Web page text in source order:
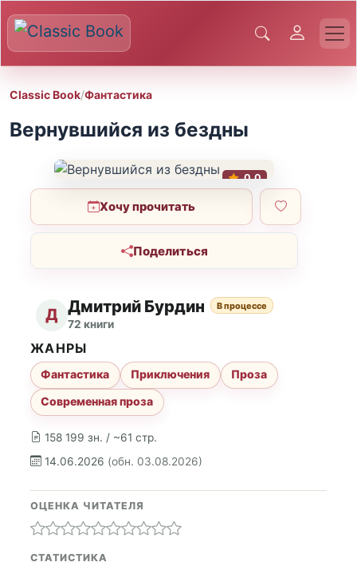
Classic Book/Фантастика
Вернувшийся из бездны
0.0
Хочу прочитать
Поделиться
Д Дмитрий Бурдин
72 книги
В процессе
158 199 зн. / ~61 стр.
14.06.2026 (обн. 03.08.2026)
ЖАНРЫ
Фантастика Приключения
Проза
Современная проза
ОЦЕНКА ЧИТАТЕЛЯ
СТАТИСТИКА